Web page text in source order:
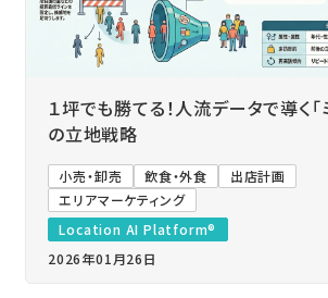
１坪でも勝てる！人流データで導く
の立地戦略
小売・卸売 飲食・外食
出店計画
エリアマーケティング
Location AI Platform®
2026年01月26日